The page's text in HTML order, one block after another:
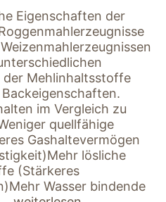
Eigenschaften der
der Mehlinhaltsstoffe
im Vergleich zu
quellfähige
Gashaltevermögen
lösliche
(Stärkeres
Wasser bindende